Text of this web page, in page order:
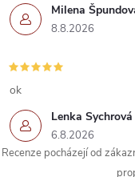
Milena
8.8.2026
Lenka Sychrová
6.8.2026
ok
Recenze pocházejí od